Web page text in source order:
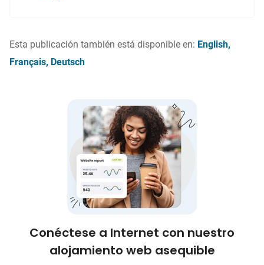
Esta publicación también está disponible en: English
Français Deutsch
Conéctese a Internet con nuestro
alojamiento web asequible